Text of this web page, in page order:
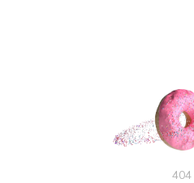
404